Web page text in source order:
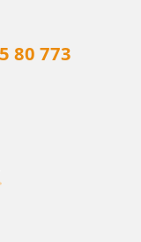
80 773